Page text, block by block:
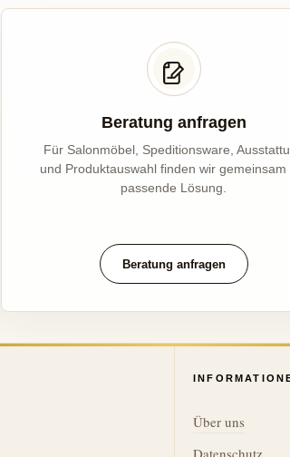
Beratung anfragen
Für Salonmöbel, Speditionsware,
und Produktauswahl finden wir gemeinsam
passende Lösung.
Beratung anfragen
Über uns
Datenschutz